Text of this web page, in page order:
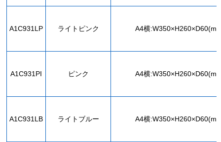
A1C931LP ライトピンク A4横
A1C931PI ピンク A4横
A1C931LB ライトブルー A4横